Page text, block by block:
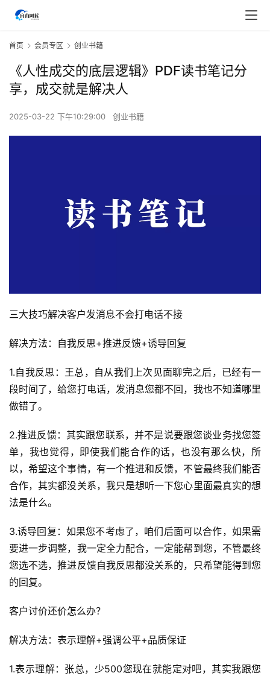
首页 会员专区 创业书籍
《人性成交的底层逻辑》PDF读书笔记分
享，成交就是解决人
2025-03-22 下午10:29:00 创业书籍
三大技巧解决客户发消息不会打电话不接
解决方法：自我反思+推进反馈+诱导回复
1.自我反思：王总，自从我们上次见面聊完之后，已经有一
段时间了，给您打电话，发消息您都不回，我也不知道哪里
做错了。
2.推进反馈：其实跟您联系，并不是说要跟您谈业务找您签
单，我也觉得，即使我们能合作的话，也没有那么快，所
以，希望这个事情，有一个推进和反馈，不管最终我们能否
合作，其实都没关系，我只是想听一下您心里面最真实的想
法是什么。
3.诱导回复：如果您不考虑了，咱们后面可以合作，如果需
要进一步调整，我一定全力配合，一定能帮到您，不管最终
您选不选，推进反馈自我反思都没关系的，只希望能得到您
的回复。
客户讨价还价怎么办？
解决方法：表示理解+强调公平+品质保证
1.表示理解：张总，少500您现在就能定对吧，其实我跟您